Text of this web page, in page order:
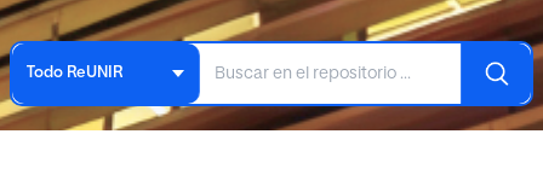
Todo ReUNIR